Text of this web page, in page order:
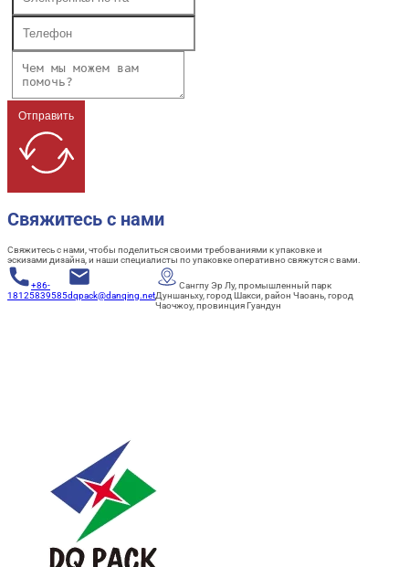
Отправить
Свяжитесь с нами
Свяжитесь с нами, чтобы поделиться своими требованиями к упаковке и
эскизами дизайна, и наши специалисты по упаковке оперативно свяжутся с вами.
+86-
18125839585dqpack@danqing.net
Сангпу Эр Лу, промышленный парк
Дуншаньху, город Шакси, район Чаоань, город
Чаочжоу, провинция Гуандун